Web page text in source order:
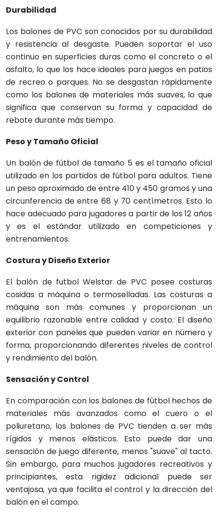
Durabilidad
Los balones de PVC son conocidos por su durabilidad
y resistencia al desgaste. Pueden soportar el uso
continuo en superficies duras como el concreto o el
asfalto, lo que los hace ideales para juegos en patios
de recreo o parques. No se desgastan rápidamente
como los balones de materiales más suaves, lo que
significa que conservan su forma y capacidad de
rebote durante más tiempo.
Peso y Tamaño Oficial
Un balón de fútbol de tamaño 5 es el tamaño oficial
utilizado en los partidos de fútbol para adultos. Tiene
un peso aproximado de entre 410 y 450 gramos y una
circunferencia de entre 68 y 70 centímetros. Esto lo
hace adecuado para jugadores a partir de los 12 años
y es el estándar utilizado en competiciones y
entrenamientos.
Costura y Diseño Exterior
El balón de futbol Welstar de PVC posee costuras
cosidas a máquina o termoselladas. Las costuras a
máquina son más comunes y proporcionan un
equilibrio razonable entre calidad y costo. El diseño
exterior con paneles que pueden variar en número y
forma, proporcionando diferentes niveles de control
y rendimiento del balón.
Sensación y Control
En comparación con los balones de fútbol hechos de
materiales más avanzados como el cuero o el
poliuretano, los balones de PVC tienden a ser más
rígidos y menos elásticos. Esto puede dar una
sensación de juego diferente, menos "suave" al tacto.
Sin embargo, para muchos jugadores recreativos y
principiantes, esta rigidez adicional puede ser
ventajosa, ya que facilita el control y la dirección del
balón en el campo.